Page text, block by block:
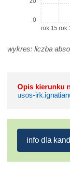
rok 15 rok
0
wykres: liczba
Opis kierunku
usos-
info dla